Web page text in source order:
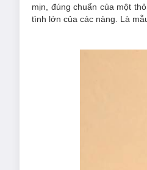
mịn, đúng chuẩn của một
tình lớn của các nàng. Là